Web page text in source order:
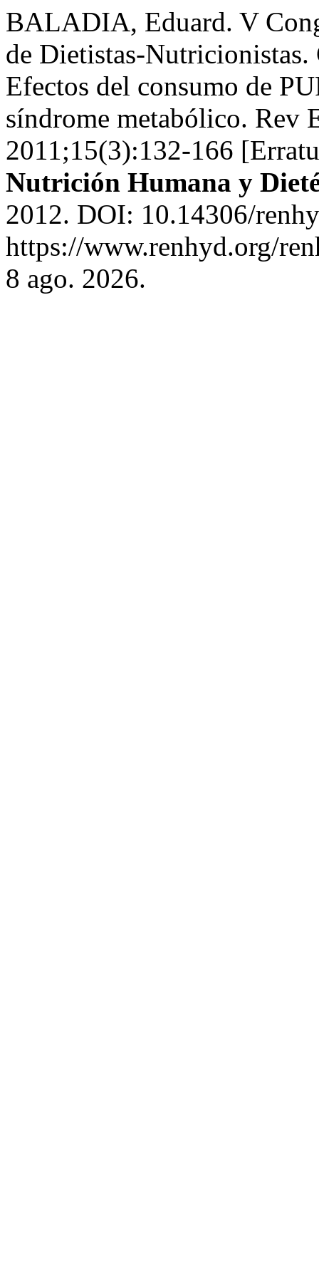
BALADIA, Eduard. V
de Dietistas-
Efectos del consumo de
síndrome metabólico. Rev
2011;15(3):132-166
Nutrición Humana y
2012. DOI: 10.14306/
https://www.renhyd.org/
8 ago. 2026.